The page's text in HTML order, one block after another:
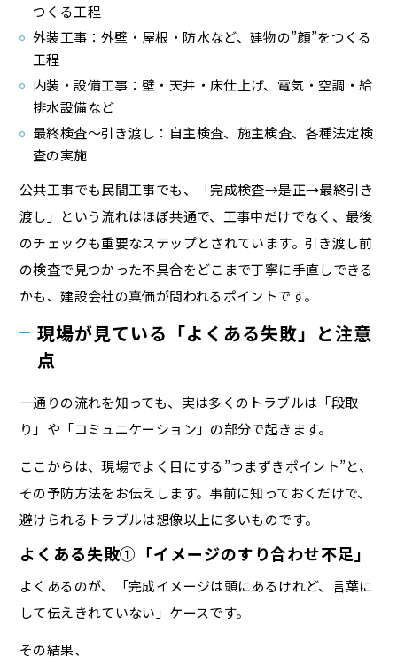
つくる工程
外装工事：外壁・屋根・防水など、建物の”顔”をつくる
工程
内装・設備工事：壁・天井・床仕上げ、電気・空調・給
排水設備など
最終検査〜引き渡し：自主検査、施主検査、各種法定検
査の実施
公共工事でも民間工事でも、「完成検査→是正→最終引き
渡し」という流れはほぼ共通で、工事中だけでなく、最後
のチェックも重要なステップとされています。引き渡し前
の検査で見つかった不具合をどこまで丁寧に手直しできる
かも、建設会社の真価が問われるポイントです。
現場が見ている「よくある失敗」と注意
点
一通りの流れを知っても、実は多くのトラブルは「段取
り」や「コミュニケーション」の部分で起きます。
ここからは、現場でよく目にする”つまずきポイント”と、
その予防方法をお伝えします。事前に知っておくだけで、
避けられるトラブルは想像以上に多いものです。
よくある失敗①「イメージのすり合わせ不足」
よくあるのが、「完成イメージは頭にあるけれど、言葉に
して伝えきれていない」ケースです。
その結果、